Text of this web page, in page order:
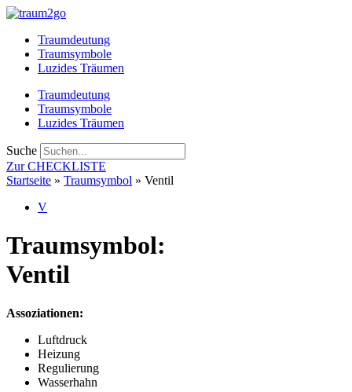
Zum
springenTraumdeutung
Traumsymbole
Luzides Träumen
Traumdeutung
Traumsymbole
Luzides Träumen
Suche
Zur CHECKLISTE
Startseite » Traumsymbol » Ventil
V
Traumsymbol:
Ventil
Assoziationen:
Luftdruck
Heizung
Regulierung
Wasserhahn